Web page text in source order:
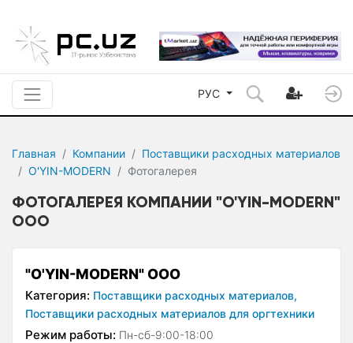
РУС
Главная Компании
Поставщики расходных материалов
O'YIN-MODERN
Фотогалерея
ФОТОГАЛЕРЕЯ КОМПАНИИ "O'YIN-MODERN"
ООО
"O'YIN-MODERN" ООО
Категория: Поставщики расходных материалов,
Поставщики расходных материалов для оргтехники
Режим работы: Пн-сб-9:00-18:00